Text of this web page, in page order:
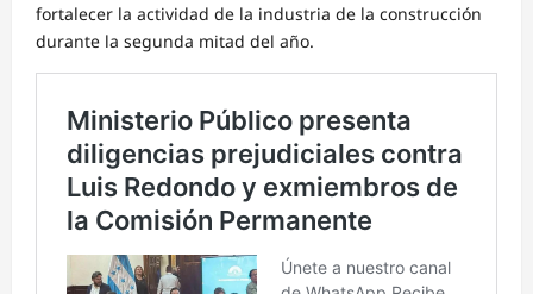
fortalecer la actividad de la industria de la construcción
durante la segunda mitad del año.